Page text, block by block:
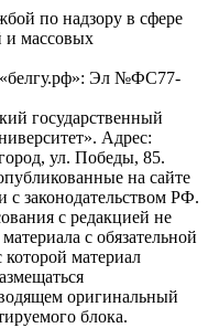
по надзору в сфере
и массовых
Эл №ФС77-
государственный
Адрес:
ул. Победы, 85.
на сайте
с законодательством РФ.
с редакцией не
с обязательной
материал
оригинальный
блока.